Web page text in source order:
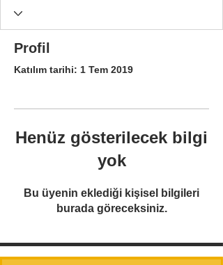
Profil
Katılım tarihi: 1 Tem 2019
Henüz gösterilecek bilgi
yok
Bu üyenin eklediği kişisel bilgileri
burada göreceksiniz.